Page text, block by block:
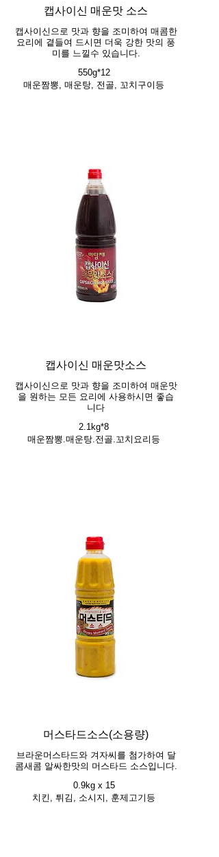
캡사이신 매운맛 소스
캡사이신으로 맛과 향을 조미하여 매콤한
요리에 곁들여 드시면 더욱 강한 맛의 풍
미를 느낄수 있습니다.
550g*12
매운짬뽕, 매운탕, 전골, 꼬치구이등
캡사이신 매운맛소스
캡사이신으로 맛과 향을 조미하여 매운맛
을 원하는 모든 요리에 사용하시면 좋습
니다
2.1kg*8
매운짬뽕.매운탕.전골.꼬치요리등
머스타드소스(소용량)
브라운머스타드와 겨자씨를 첨가하여 달
콤새콤 알싸한맛의 머스타드 소스입니다.
0.9kg x 15
치킨, 튀김, 소시지, 훈제고기등